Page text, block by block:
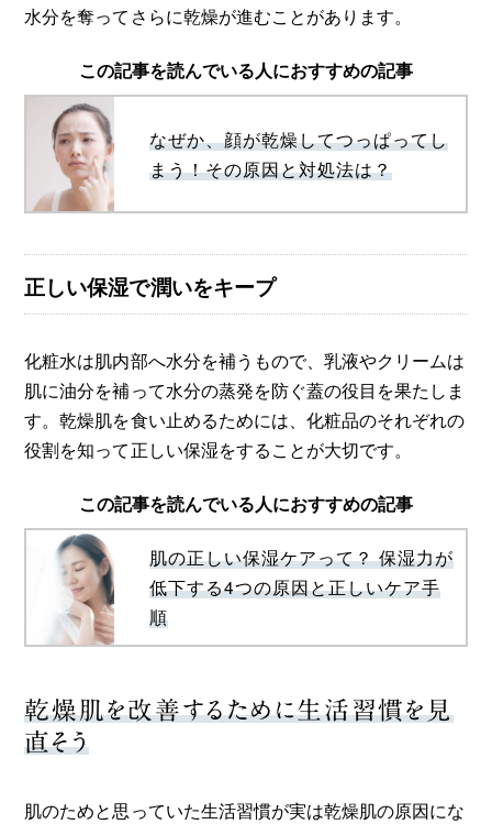
水分を奪ってさらに乾燥が進むことがあります。
この記事を読んでいる人におすすめの記事
なぜか、顔が乾燥してつっぱってし
まう！その原因と対処法は？
正しい保湿で潤いをキープ
化粧水は肌内部へ水分を補うもので、乳液やクリームは
肌に油分を補って水分の蒸発を防ぐ蓋の役目を果たしま
す。乾燥肌を食い止めるためには、化粧品のそれぞれの
役割を知って正しい保湿をすることが大切です。
この記事を読んでいる人におすすめの記事
肌の正しい保湿ケアって？ 保湿力が
低下する4つの原因と正しいケア手
順
乾燥肌を改善するために生活習慣を見
直そう
肌のためと思っていた生活習慣が実は乾燥肌の原因にな